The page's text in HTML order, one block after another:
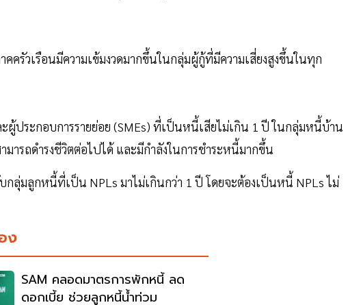
ครัวเรือนมีความเข้มงวดมากขึ้นในกลุ่มผู้กู้ที่มีความเสี่ยงสูงขึ้นในทุก
ผู้ประกอบการรายย่อย (SMEs) ที่เป็นหนี้เสียไม่เกิน 1 ปี ในกลุ่มหนี้บ้าน
รถดำรงชีวิตต่อไปได้ และมีกำลังในการชำระหนี้มากขึ้น
กลุ่มลูกหนี้ที่เป็น NPLs มาไม่เกินกว่า 1 ปี โดยจะต้องเป็นหนี้ NPLs ไม่
ง
SAM คลอดมาตรการพักหนี้ ลด
ดอกเบี้ย ช่วยลูกหนี้น้ำท่วม